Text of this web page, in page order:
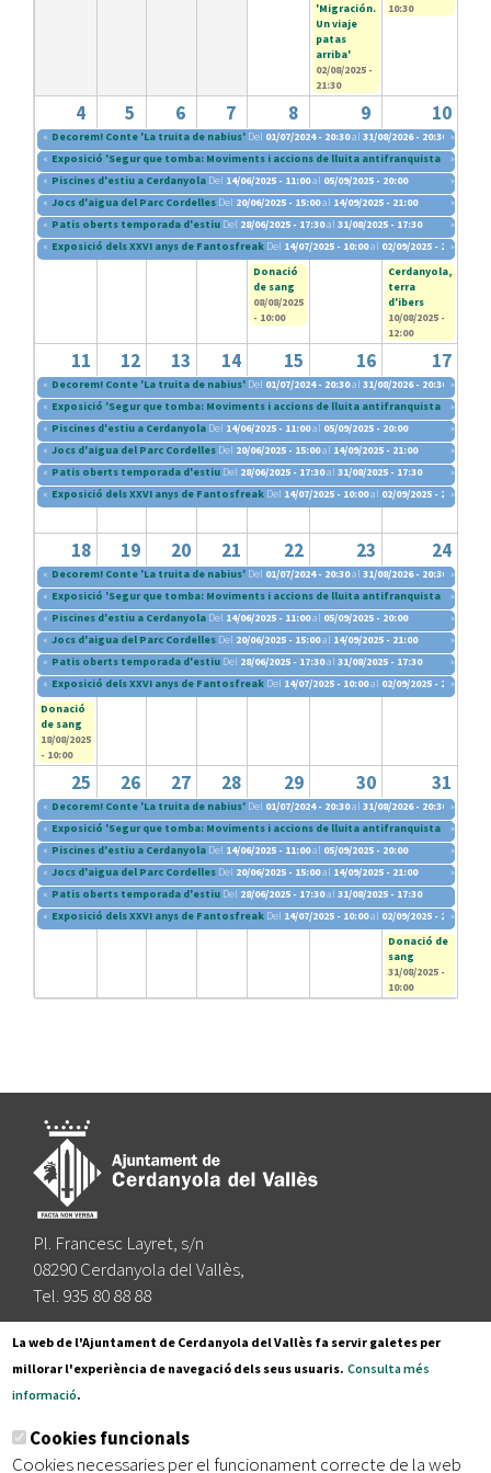
'Migración.
Un viaje
patas
arriba'
02/08/2025 -
21:30
10:30
4 5 6 7 8 9 10
« Decorem! Conte 'La truita de nabius' Del 01/07/2024 - 20:30al 31/08/2026 - 20:30 »
« Exposició 'Segur que tomba: Moviments i accions de lluita antifranquista (1960-
»
« Piscines d'estiu a Cerdanyola Del 14/06/2025 - 11:00al 05/09/2025 - 20:00
»
« Jocs d'aigua del Parc Cordelles Del 20/06/2025 - 15:00al 14/09/2025 - 21:00
»
« Patis oberts temporada d'estiu Del 28/06/2025 - 17:30al 31/08/2025 - 17:30
»
« Exposició dels XXVI anys de Fantosfreak Del 14/07/2025 - 10:00al 02/09/2025 - 20:30
»
Donació
de sang
08/08/2025
- 10:00
Cerdanyola,
terra
d'ibers
10/08/2025 -
12:00
11 12 13 14 15 16 17
« Decorem! Conte 'La truita de nabius' Del 01/07/2024 - 20:30al 31/08/2026 - 20:30 »
« Exposició 'Segur que tomba: Moviments i accions de lluita antifranquista (1960-
»
« Piscines d'estiu a Cerdanyola Del 14/06/2025 - 11:00al 05/09/2025 - 20:00
»
« Jocs d'aigua del Parc Cordelles Del 20/06/2025 - 15:00al 14/09/2025 - 21:00
»
« Patis oberts temporada d'estiu Del 28/06/2025 - 17:30al 31/08/2025 - 17:30
»
« Exposició dels XXVI anys de Fantosfreak Del 14/07/2025 - 10:00al 02/09/2025 - 20:30
»
18 19 20 21 22 23 24
« Decorem! Conte 'La truita de nabius' Del 01/07/2024 - 20:30al 31/08/2026 - 20:30 »
« Exposició 'Segur que tomba: Moviments i accions de lluita antifranquista (1960-
»
« Piscines d'estiu a Cerdanyola Del 14/06/2025 - 11:00al 05/09/2025 - 20:00
»
« Jocs d'aigua del Parc Cordelles Del 20/06/2025 - 15:00al 14/09/2025 - 21:00
»
« Patis oberts temporada d'estiu Del 28/06/2025 - 17:30al 31/08/2025 - 17:30
»
« Exposició dels XXVI anys de Fantosfreak Del 14/07/2025 - 10:00al 02/09/2025 - 20:30
»
Donació
de sang
18/08/2025
- 10:00
25 26 27 28 29 30 31
« Decorem! Conte 'La truita de nabius' Del 01/07/2024 - 20:30al 31/08/2026 - 20:30 »
« Exposició 'Segur que tomba: Moviments i accions de lluita antifranquista (1960-
»
« Piscines d'estiu a Cerdanyola Del 14/06/2025 - 11:00al 05/09/2025 - 20:00
»
« Jocs d'aigua del Parc Cordelles Del 20/06/2025 - 15:00al 14/09/2025 - 21:00
»
« Patis oberts temporada d'estiu Del 28/06/2025 - 17:30al 31/08/2025 - 17:30
« Exposició dels XXVI anys de Fantosfreak Del 14/07/2025 - 10:00al 02/09/2025 - 20:30
»
Donació de
sang
31/08/2025 -
10:00
Pl. Francesc Layret, s/n
08290 Cerdanyola del Vallès,
Tel. 935 80 88 88
Segueix-nos a:
Subscriu-te al nostre butlletí
La web de l'Ajuntament de Cerdanyola del Vallès fa servir galetes per
millorar l'experiència de navegació dels seus usuaris. Consulta més
informació.
Cookies funcionals
Cookies necessaries per el funcionament correcte de la web